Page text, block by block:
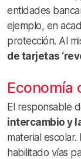
entidades
ejemplo, en
protección. Al
de tarjetas
Economía
El responsable
intercambio y
material
habilitado vías